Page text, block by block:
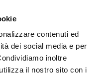
contenuti ed
dei social media e per
inoltre
il nostro sito con i
n. 1